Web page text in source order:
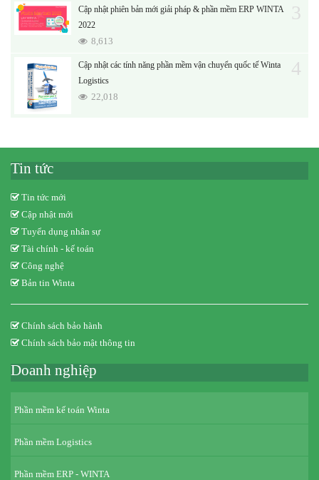
Cập nhật phiên bản mới giải pháp & phần mềm ERP WINTA
2022
8,613
3
Cập nhật các tính năng phần mềm vận chuyển quốc tế Winta
Logistics
22,018
4
Tin tức
Tin tức mới
Cập nhật mới
Tuyển dụng nhân sự
Tài chính - kế toán
Công nghệ
Bản tin Winta
Chính sách bảo hành
Chính sách bảo mật thông tin
Doanh nghiệp
Phần mềm kế toán Winta
Phần mềm Logistics
Phần mềm ERP - WINTA